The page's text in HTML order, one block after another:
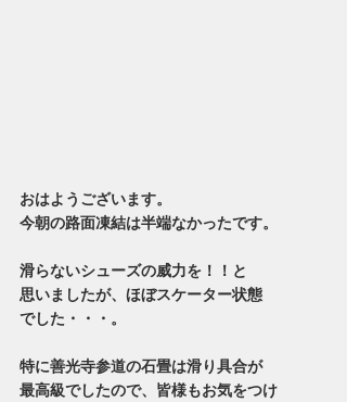
おはようございます。
今朝の路面凍結は半端なかったです。
滑らないシューズの威力を！！と
思いましたが、ほぼスケーター状態
でした・・・。
特に善光寺参道の石畳は滑り具合が
最高級でしたので、皆様もお気をつけ